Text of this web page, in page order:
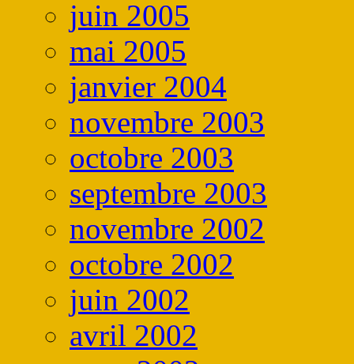
juin 2005
mai 2005
janvier 2004
novembre 2003
octobre 2003
septembre 2003
novembre 2002
octobre 2002
juin 2002
avril 2002